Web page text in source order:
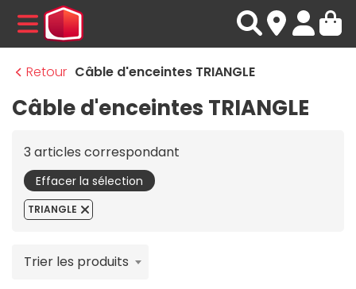
MENU
Retour Câble d'enceintes TRIANGLE
Câble d'enceintes TRIANGLE
3 articles correspondant
Effacer la sélection
TRIANGLE
Trier les produits